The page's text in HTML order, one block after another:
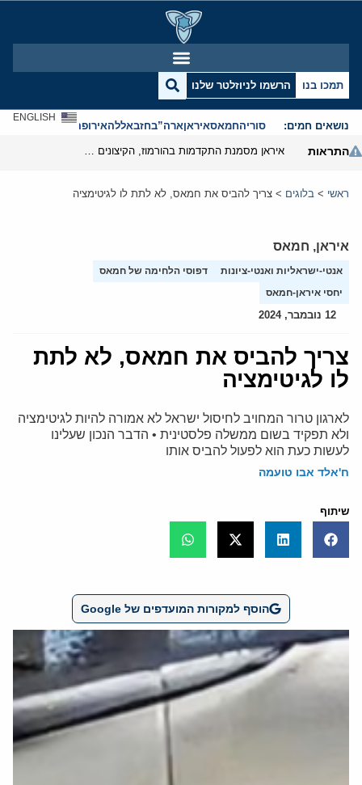
תמכו בנו הרשמו לניוזלטר שלנו
נושאים חמים: סוריהחמאסאיראןארה”בחזבאללהאירופהאנטישמיות
ENGLISH
התראות
ראשי > בלוגים > צריך להביס את חמאס, לא לתת לו לגיטימציה
איראן, חמאס
אנטי-ישראליות ואנטי-ציונות
דפוסי הלחימה של חמאס
יחסי איראן-חמאס
12 נובמבר, 2024
צריך להביס את חמאס, לא לתת
לו לגיטימציה
לארגון טרור המחויב לחיסול ישראל לא אמורה להיות לגיטימציה
ולא תפקיד בשום ממשלה פלסטינית • הדבר הנכון שעלינו
לעשות כעת הוא לפעול להביס אותו
ח'אלד אבו טועמה
שיתוף
הוסף למקורות המועדפים של Google